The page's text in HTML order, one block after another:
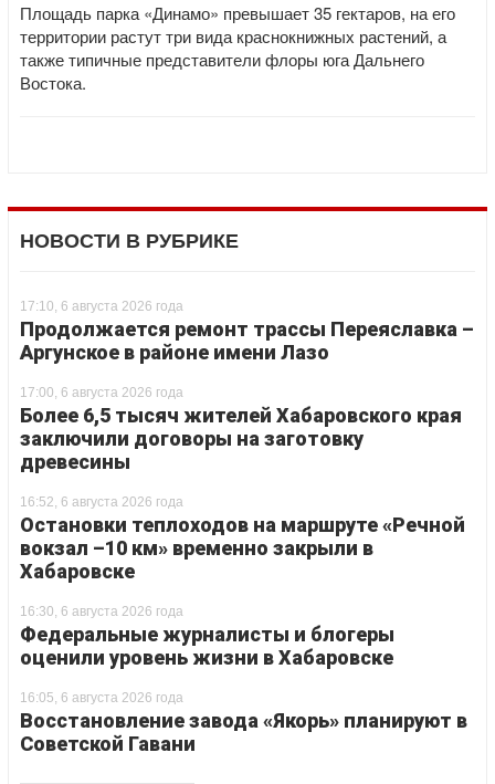
Площадь парка «Динамо» превышает 35 гектаров, на его
территории растут три вида краснокнижных растений, а
также типичные представители флоры юга Дальнего
Востока.
НОВОСТИ В РУБРИКЕ
17:10, 6 августа 2026 года
Продолжается ремонт трассы Переяславка –
Аргунское в районе имени Лазо
17:00, 6 августа 2026 года
Более 6,5 тысяч жителей Хабаровского края
заключили договоры на заготовку
древесины
16:52, 6 августа 2026 года
Остановки теплоходов на маршруте «Речной
вокзал –10 км» временно закрыли в
Хабаровске
16:30, 6 августа 2026 года
Федеральные журналисты и блогеры
оценили уровень жизни в Хабаровске
16:05, 6 августа 2026 года
Восстановление завода «Якорь» планируют в
Советской Гавани